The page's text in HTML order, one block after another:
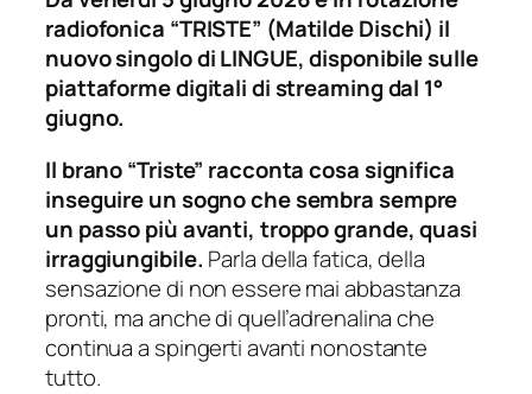
radiofonica “TRISTE” (Matilde Dischi) il
nuovo singolo di LINGUE, disponibile sulle
piattaforme digitali di streaming dal 1°
giugno.
Il brano “Triste” racconta cosa significa
inseguire un sogno che sembra sempre
un passo più avanti, troppo grande, quasi
irraggiungibile. Parla della fatica, della
sensazione di non essere mai abbastanza
pronti, ma anche di quell’adrenalina che
continua a spingerti avanti nonostante
tutto.